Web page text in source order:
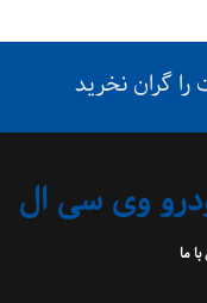
را گران نخرید
وی سی ال
ما